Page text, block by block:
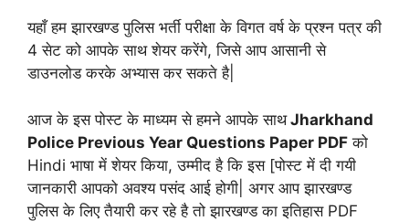
यहाँ हम झारखण्ड पुलिस भर्ती परीक्षा के विगत वर्ष के प्रश्न पत्र की
4 सेट को आपके साथ शेयर करेंगे, जिसे आप आसानी से
डाउनलोड करके अभ्यास कर सकते है|
आज के इस पोस्ट के माध्यम से हमने आपके साथJharkhand
Police Previous Year Questions Paper PDF को
Hindi भाषा में शेयर किया, उम्मीद है कि इस [पोस्ट में दी गयी
जानकारी आपको अवश्य पसंद आई होगी| अगर आप झारखण्ड
पुलिस के लिए तैयारी कर रहे है तो झारखण्ड का इतिहास PDF